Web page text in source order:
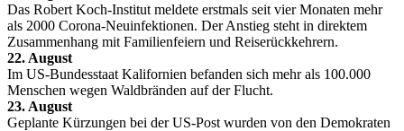
Das Robert Koch-Institut meldete erstmals seit vier Monaten mehr
als 2000 Corona-Neuinfektionen. Der Anstieg steht in direktem
Zusammenhang mit Familienfeiern und Reiserückkehrern.
22. August
Im US-Bundesstaat Kalifornien befanden sich mehr als 100.000
Menschen wegen Waldbränden auf der Flucht.
23. August
Geplante Kürzungen bei der US-Post wurden von den Demokraten